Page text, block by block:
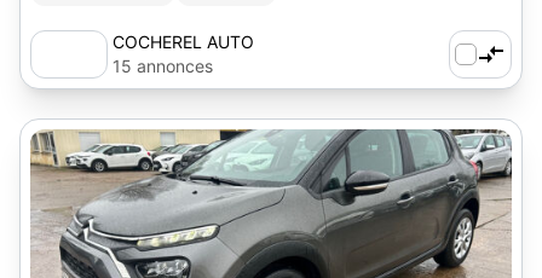
COCHEREL AUTO
15 annonces